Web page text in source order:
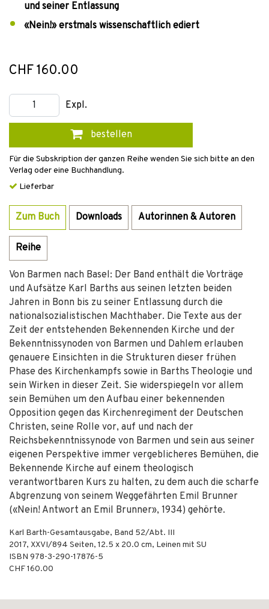
und seiner Entlassung
«Nein!» erstmals wissenschaftlich ediert
CHF 160.00
Expl.
bestellen
Für die Subskription der ganzen Reihe wenden Sie sich bitte an den
Verlag oder eine Buchhandlung.
Lieferbar
Zum Buch Downloads Autorinnen & Autoren
Reihe
Von Barmen nach Basel: Der Band enthält die Vorträge
und Aufsätze Karl Barths aus seinen letzten beiden
Jahren in Bonn bis zu seiner Entlassung durch die
nationalsozialistischen Machthaber. Die Texte aus der
Zeit der entstehenden Bekennenden Kirche und der
Bekenntnissynoden von Barmen und Dahlem erlauben
genauere Einsichten in die Strukturen dieser frühen
Phase des Kirchenkampfs sowie in Barths Theologie und
sein Wirken in dieser Zeit. Sie widerspiegeln vor allem
sein Bemühen um den Aufbau einer bekennenden
Opposition gegen das Kirchenregiment der Deutschen
Christen, seine Rolle vor, auf und nach der
Reichsbekenntnissynode von Barmen und sein aus seiner
eigenen Perspektive immer vergeblicheres Bemühen, die
Bekennende Kirche auf einem theologisch
verantwortbaren Kurs zu halten, zu dem auch die scharfe
Abgrenzung von seinem Weggefährten Emil Brunner
(«Nein! Antwort an Emil Brunner», 1934) gehörte.
Karl Barth-Gesamtausgabe, Band 52/Abt. III
2017, XXVI/894 Seiten, 12.5 x 20.0 cm, Leinen mit SU
ISBN 978-3-290-17876-5
CHF 160.00